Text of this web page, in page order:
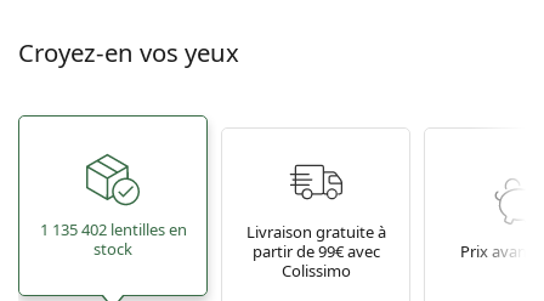
Croyez-en vos yeux
1 135 402 lentilles en
stock
Livraison gratuite à
partir de 99€ avec
Colissimo
Prix